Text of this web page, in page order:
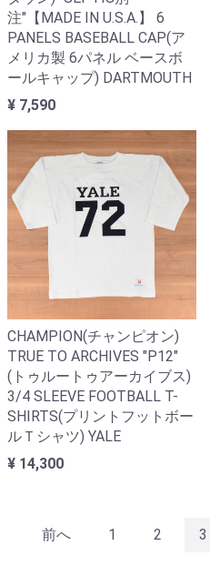
注"【MADE IN U.S.A.】 6
PANELS BASEBALL CAP(ア
メリカ製 6パネル ベースボ
ールキャップ) DARTMOUTH
¥ 7,590
CHAMPION(チャンピオン)
TRUE TO ARCHIVES "P12"
(トゥルートゥアーカイブス)
3/4 SLEEVE FOOTBALL T-
SHIRTS(プリントフットボー
ルＴシャツ) YALE
¥ 14,300
前へ 1 2 3